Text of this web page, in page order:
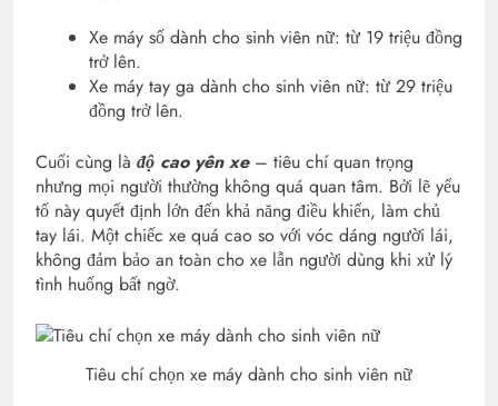
Xe máy số dành cho sinh viên nữ: từ 19 triệu đồng
trở lên.
Xe máy tay ga dành cho sinh viên nữ: từ 29 triệu
đồng trở lên.
Cuối cùng là độ cao yên xe – tiêu chí quan trọng
nhưng mọi người thường không quá quan tâm. Bởi lẽ yếu
tố này quyết định lớn đến khả năng điều khiển, làm chủ
tay lái. Một chiếc xe quá cao so với vóc dáng người lái,
không đảm bảo an toàn cho xe lẫn người dùng khi xử lý
tình huống bất ngờ.
Tiêu chí chọn xe máy dành cho sinh viên nữ